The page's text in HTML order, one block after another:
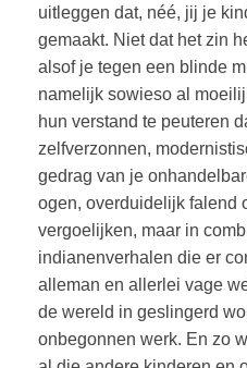
uitleggen dat, néé, jij je
gemaakt. Niet dat het zin
alsof je tegen een blinde
namelijk sowieso al
hun verstand te peuteren
zelfverzonnen,
gedrag van je
ogen, overduidelijk falend
vergoelijken, maar in
indianenverhalen die er
alleman en allerlei vage
de wereld in geslingerd
onbegonnen werk. En zo